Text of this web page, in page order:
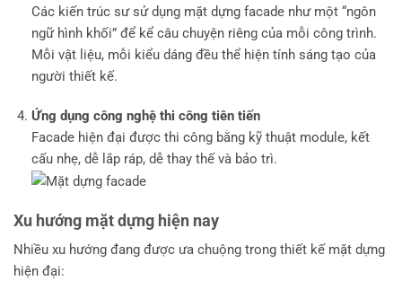
Các kiến trúc sư sử dụng mặt dựng facade như một “ngôn
ngữ hình khối” để kể câu chuyện riêng của mỗi công trình.
Mỗi vật liệu, mỗi kiểu dáng đều thể hiện tính sáng tạo của
người thiết kế.
Ứng dụng công nghệ thi công tiên tiến
Facade hiện đại được thi công bằng kỹ thuật module, kết
cấu nhẹ, dễ lắp ráp, dễ thay thế và bảo trì.
Xu hướng mặt dựng hiện nay
Nhiều xu hướng đang được ưa chuộng trong thiết kế mặt dựng
hiện đại: